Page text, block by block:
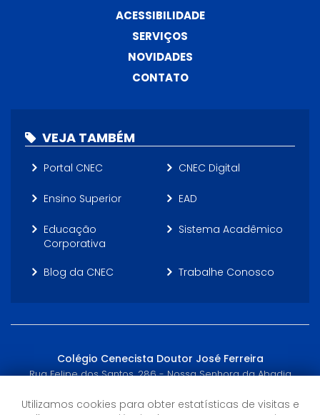
ACESSIBILIDADE
SERVIÇOS
NOVIDADES
CONTATO
VEJA TAMBÉM
Portal CNEC CNEC Digital
Ensino Superior EAD
Educação
Corporativa
Sistema Acadêmico
Blog da CNEC Trabalhe Conosco
Colégio Cenecista Doutor José Ferreira
Rua Felipe dos Santos, 286 - Nossa Senhora da Abadia
Utilizamos cookies para obter estatísticas de visitas e